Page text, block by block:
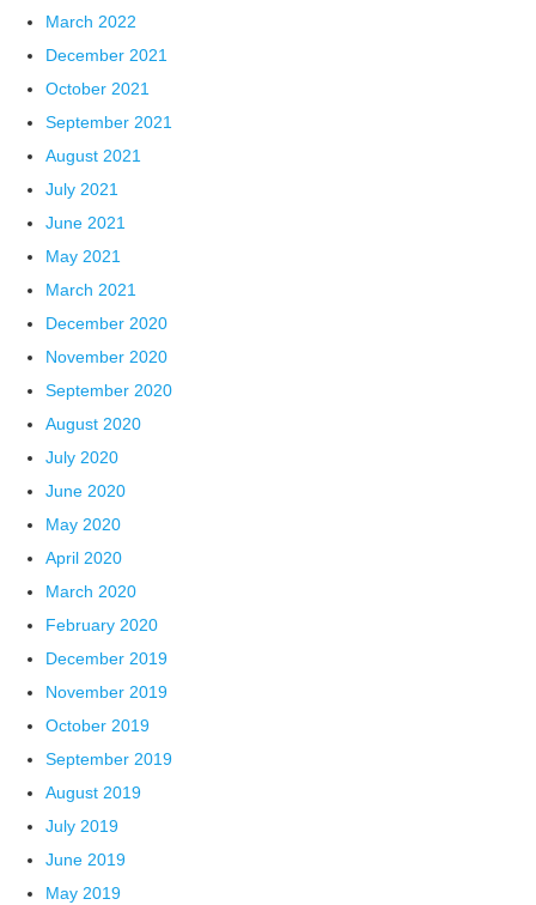
March 2022
December 2021
October 2021
September 2021
August 2021
July 2021
June 2021
May 2021
March 2021
December 2020
November 2020
September 2020
August 2020
July 2020
June 2020
May 2020
April 2020
March 2020
February 2020
December 2019
November 2019
October 2019
September 2019
August 2019
July 2019
June 2019
May 2019